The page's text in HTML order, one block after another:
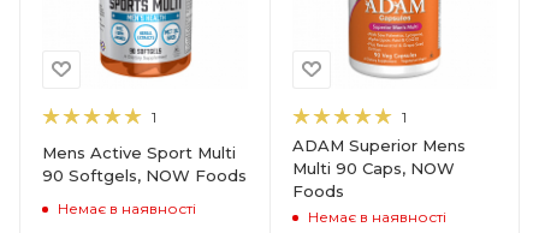
1
Mens Active Sport Multi
90 Softgels, NOW Foods
Немає в наявності
1
ADAM Superior Mens
Multi 90 Caps, NOW
Foods
Немає в наявності